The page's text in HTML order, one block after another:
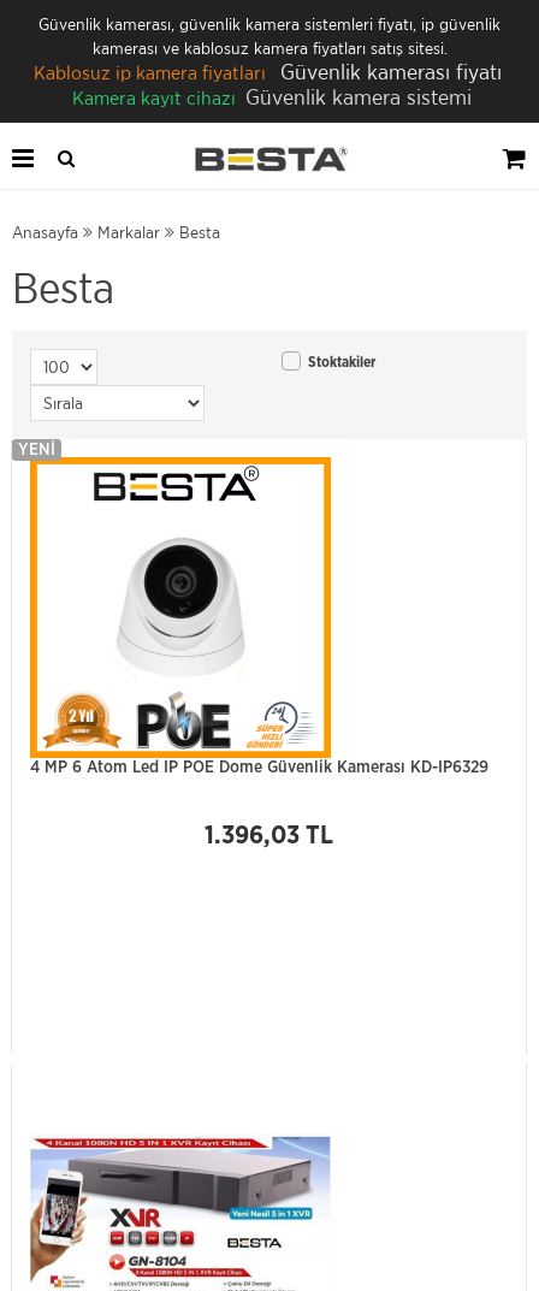
Güvenlik kamerası, güvenlik kamera sistemleri fiyatı, ip güvenlik
kamerası ve kablosuz kamera fiyatları satış sitesi.
Kablosuz ip kamera fiyatları Güvenlik kamerası fiyatı
Kamera kayıt cihazı Güvenlik kamera sistemi
Anasayfa Markalar Besta
Besta
Stoktakiler
4 MP 6 Atom Led IP POE Dome Güvenlik Kamerası KD-IP6329
1.396,03 TL
YENI